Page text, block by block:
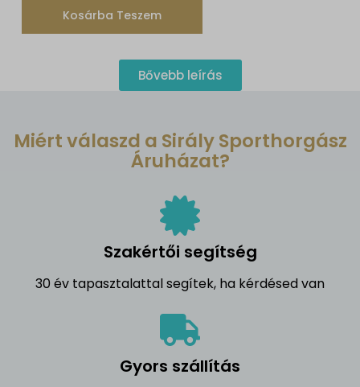
Kosárba Teszem
Bővebb leírás
Miért válaszd a Sirály Sporthorgász
Áruházat?
Szakértői segítség
30 év tapasztalattal segítek, ha kérdésed van
Gyors szállítás